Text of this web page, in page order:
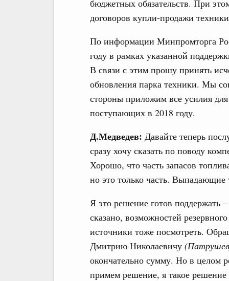
бюджетных обязательств. При
договоров купли-продажи
По информации Минпромторга
году в рамках указанной
В связи с этим прошу принять
обновления парка техники. Мы
стороны приложим все усилия
поступающих в 2018 году.
Д.Медведев: Давайте теперь
сразу хочу сказать по поводу
Хорошо, что часть запасов
но это только часть. Выпадающие
Я это решение готов поддержать
сказано, возможностей
источники тоже посмотреть.
Дмитрию Николаевичу
окончательно сумму. Но в целом
примем решение, я такое